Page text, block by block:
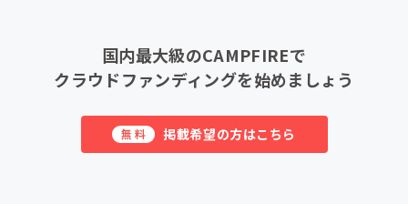
国内最大級のCAMPFIREで
クラウドファンディングを始めましょう
無料 掲載希望の方はこちら